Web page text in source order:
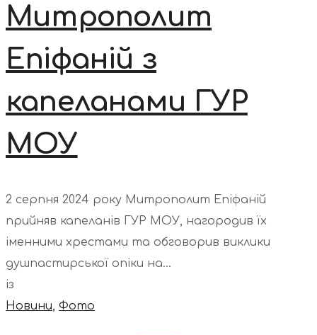
Митрополит
Епіфаній з
капеланами ГУР
МОУ
2 серпня 2024 року Митрополит Епіфаній
прийняв капеланів ГУР МОУ, нагородив їх
іменними хрестами та обговорив виклики
душпастирської опіки на...
із
Новини, Фото